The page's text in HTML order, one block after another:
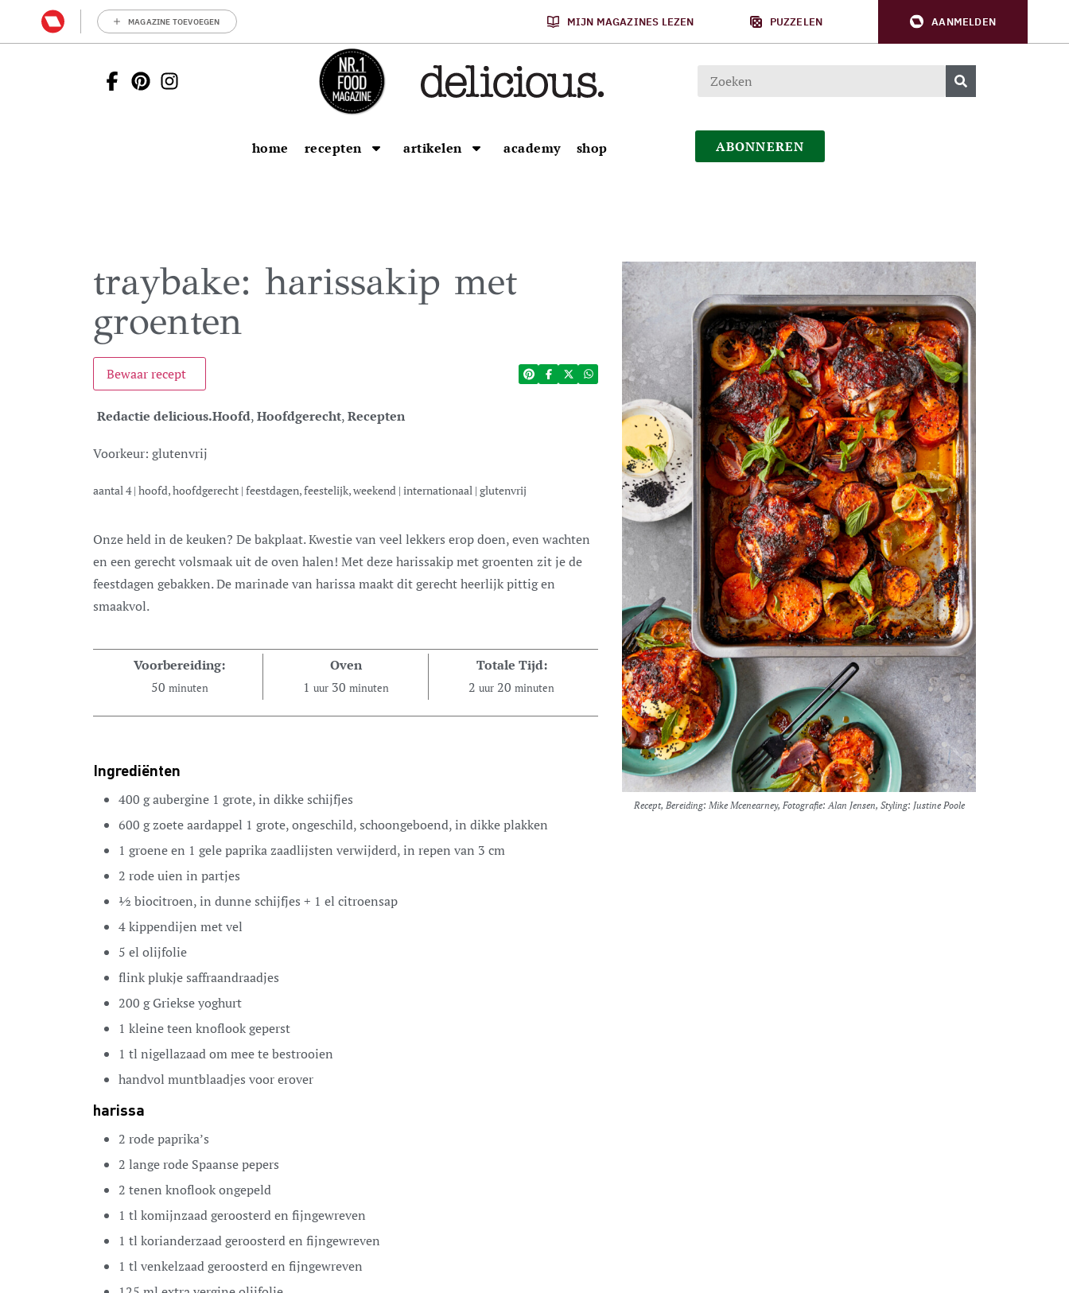
MAGAZINE TOEVOEGEN MIJN MAGAZINES LEZEN PUZZELEN AANMELDEN
home recepten artikelen academy shop ABONNEREN
traybake: harissakip met
groenten
Bewaar recept
Redactie delicious.Hoofd,Hoofdgerecht,Recepten
Voorkeur: glutenvrij
aantal4| hoofd, hoofdgerecht | feestdagen, feestelijk, weekend | internationaal | glutenvrij
Onze held in de keuken? De bakplaat. Kwestie van veel lekkers erop doen, even wachten
en een gerecht volsmaak uit de oven halen! Met deze harissakip met groenten zit je de
feestdagen gebakken. De marinade van harissa maakt dit gerecht heerlijk pittig en
smaakvol.
Voorbereiding:
50 minuten
Oven
1 uur 30 minuten
Totale Tijd:
2 uur 20 minuten
Ingrediënten
400 gaubergine 1 grote, in dikke schijfjes
600 gzoete aardappel 1 grote, ongeschild, schoongeboend, in dikke plakken
1 groene en 1 gele paprikazaadlijsten verwijderd, in repen van 3 cm
2 rode uien in partjes
½ biocitroen, in dunne schijfjes + 1 el citroensap
4kippendijen met vel
5 el olijfolie
flink plukje saffraandraadjes
200 gGriekse yoghurt
1 kleine teen knoflookgeperst
1 tl nigellazaadom mee te bestrooien
handvol muntblaadjes voor erover
harissa
2 rode paprika’s
2 lange rode Spaanse pepers
2 tenen knoflookongepeld
1 tl komijnzaadgeroosterd en fijngewreven
1 tl korianderzaadgeroosterd en fijngewreven
1 tl venkelzaadgeroosterd en fijngewreven
Recept, Bereiding: Mike Mcenearney, Fotografie: Alan Jensen, Styling: Justine Poole